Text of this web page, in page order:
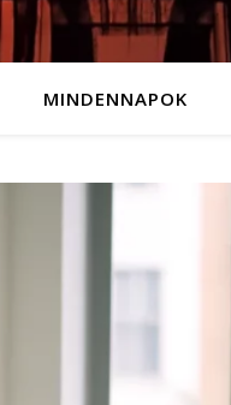
MINDENNAPOK